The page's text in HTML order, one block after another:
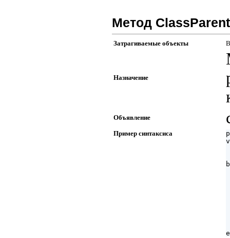
Метод ClassParent
Затрагиваемые объекты
Назначение
Объявление
Пример синтаксиса